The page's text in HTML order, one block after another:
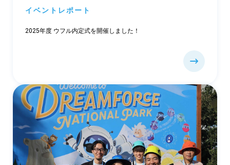
イベントレポート
2025年度 ウフル内定式を開催しました！